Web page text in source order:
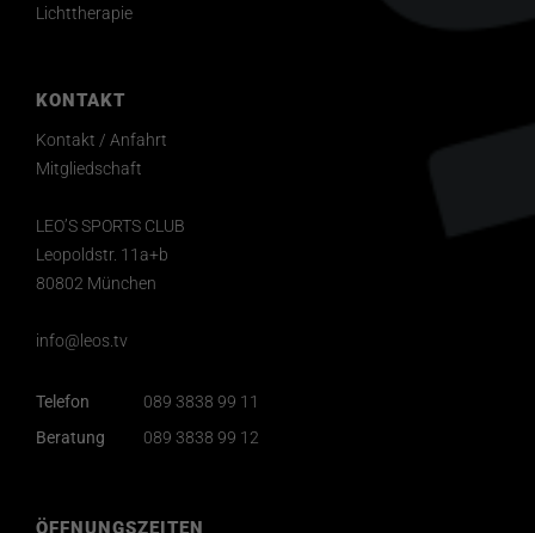
Lichttherapie
KONTAKT
Kontakt / Anfahrt
Mitgliedschaft
LEO’S SPORTS CLUB
Leopoldstr. 11a+b
80802 München
info@leos.tv
Telefon
089 3838 99 11
Beratung
089 3838 99 12
ÖFFNUNGSZEITEN